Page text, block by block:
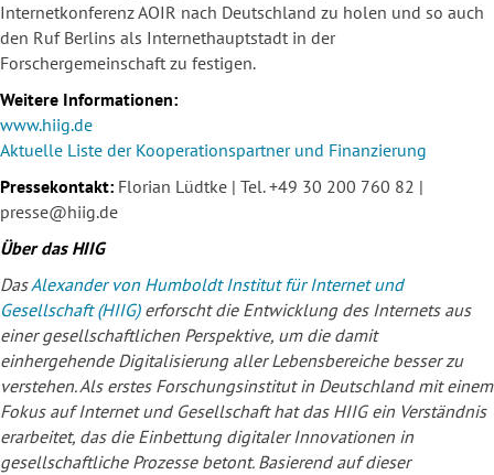
Internetkonferenz AOIR nach Deutschland zu holen und so auch
den Ruf Berlins als Internethauptstadt in der
Forschergemeinschaft zu festigen.
Weitere Informationen:
www.hiig.de
Aktuelle Liste der Kooperationspartner und Finanzierung
Pressekontakt: Florian Lüdtke | Tel. +49 30 200 760 82 |
presse@hiig.de
Über das HIIG
DasAlexander von Humboldt Institut für Internet und
Gesellschaft (HIIG)erforscht die Entwicklung des Internets aus
einer gesellschaftlichen Perspektive, um die damit
einhergehende Digitalisierung aller Lebensbereiche besser zu
verstehen. Als erstes Forschungsinstitut in Deutschland mit einem
Fokus auf Internet und Gesellschaft hat das HIIG ein Verständnis
erarbeitet, das die Einbettung digitaler Innovationen in
gesellschaftliche Prozesse betont. Basierend auf dieser